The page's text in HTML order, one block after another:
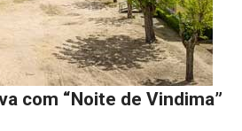
com “Noite de Vindima”